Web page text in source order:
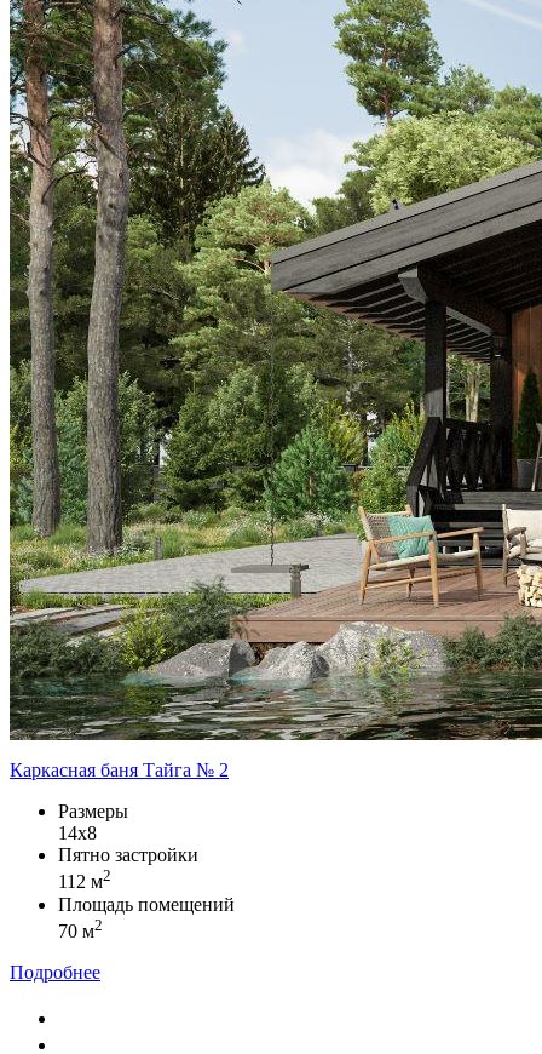
Каркасная баня Тайга № 2
Размеры
14х8
Пятно застройки
112 м2
Площадь помещений
70 м2
Подробнее